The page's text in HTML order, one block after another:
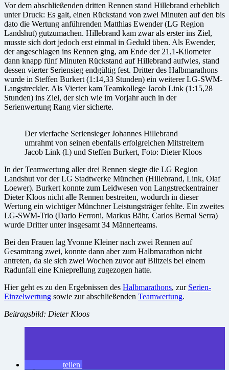
Vor dem abschließenden dritten Rennen stand Hillebrand erheblich
unter Druck: Es galt, einen Rückstand von zwei Minuten auf den bis
dato die Wertung anführenden Matthias Ewender (LG Region
Landshut) gutzumachen. Hillebrand kam zwar als erster ins Ziel,
musste sich dort jedoch erst einmal in Geduld üben. Als Ewender,
der angeschlagen ins Rennen ging, am Ende der 21,1-Kilometer
dann knapp fünf Minuten Rückstand auf Hillebrand aufwies, stand
dessen vierter Seriensieg endgültig fest. Dritter des Halbmarathons
wurde in Steffen Burkert (1:14,33 Stunden) ein weiterer LG-SWM-
Langstreckler. Als Vierter kam Teamkollege Jacob Link (1:15,28
Stunden) ins Ziel, der sich wie im Vorjahr auch in der
Serienwertung Rang vier sicherte.
Der vierfache Seriensieger Johannes Hillebrand
umrahmt von seinen ebenfalls erfolgreichen Mitstreitern
Jacob Link (l.) und Steffen Burkert, Foto: Dieter Kloos
In der Teamwertung aller drei Rennen siegte die LG Region
Landshut vor der LG Stadtwerke München (Hillebrand, Link, Olaf
Loewer). Burkert konnte zum Leidwesen von Langstreckentrainer
Dieter Kloos nicht alle Rennen bestreiten, wodurch in dieser
Wertung ein wichtiger Münchner Leistungsträger fehlte. Ein zweites
LG-SWM-Trio (Dario Ferroni, Markus Bähr, Carlos Bernal Serra)
wurde Dritter unter insgesamt 34 Männerteams.
Bei den Frauen lag Yvonne Kleiner nach zwei Rennen auf
Gesamtrang zwei, konnte dann aber zum Halbmarathon nicht
antreten, da sie sich zwei Wochen zuvor auf Blitzeis bei einem
Radunfall eine Knieprellung zugezogen hatte.
Hier geht es zu den Ergebnissen des Halbmarathons, zur Serien-
Einzelwertung sowie zur abschließenden Teamwertung.
Beitragsbild: Dieter Kloos
teilen